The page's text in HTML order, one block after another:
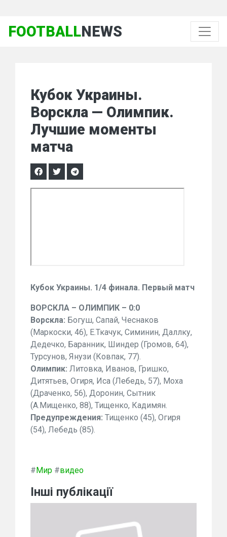
FOOTBALLNEWS
Кубок Украины.
Ворскла — Олимпик.
Лучшие моменты
матча
Кубок Украины. 1/4 финала. Первый матч
ВОРСКЛА – ОЛИМПИК – 0:0
Ворскла: Богуш, Сапай, Чеснаков
(Маркоски, 46), Е.Ткачук, Симинин, Даллку,
Дедечко, Баранник, Шиндер (Громов, 64),
Турсунов, Янузи (Ковпак, 77).
Олимпик: Литовка, Иванов, Гришко,
Дитятьев, Огиря, Иса (Лебедь, 57), Моха
(Драченко, 56), Доронин, Сытник
(А.Мищенко, 88), Тищенко, Кадимян.
Предупреждения: Тищенко (45), Огиря
(54), Лебедь (85).
#Мир #видео
Інші публікації